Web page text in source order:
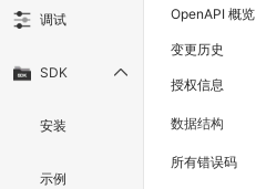
调试
SDK
安装
示例
OpenAPI 概览
变更历史
授权信息
数据结构
所有错误码